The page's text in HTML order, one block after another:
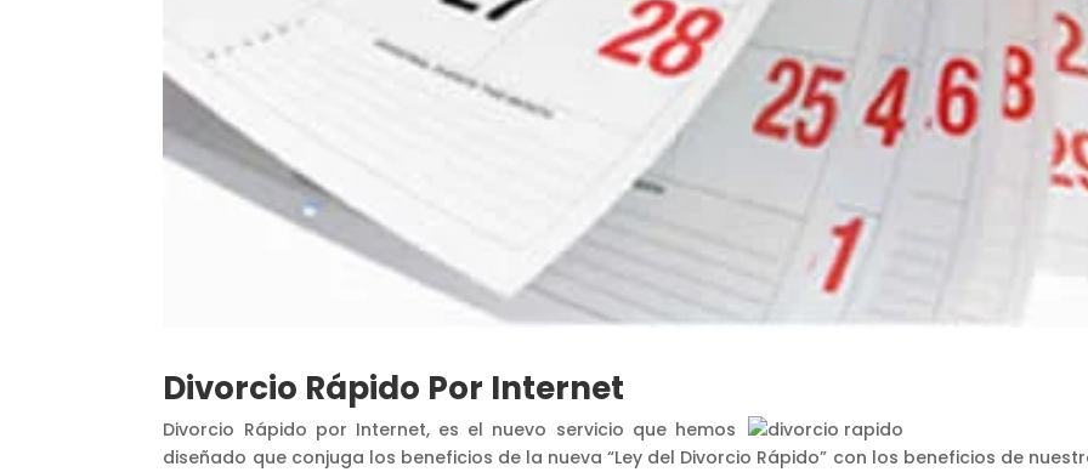
Divorcio Rápido Por Internet
Divorcio Rápido por Internet, es el nuevo servicio que hemos
diseñado que conjuga los beneficios de la nueva “Ley del Divorcio Rápido” con los beneficios de